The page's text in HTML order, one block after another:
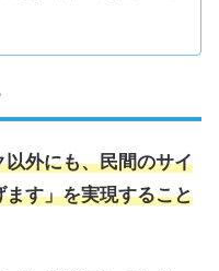
外にも、民間のサイ
す」を実現すること